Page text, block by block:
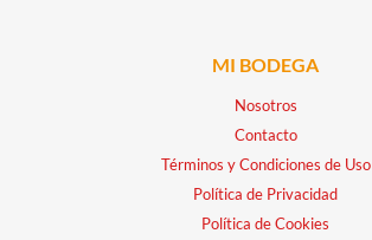
MI BODEGA
Nosotros
Contacto
Términos y Condiciones de Uso
Política de Privacidad
Política de Cookies